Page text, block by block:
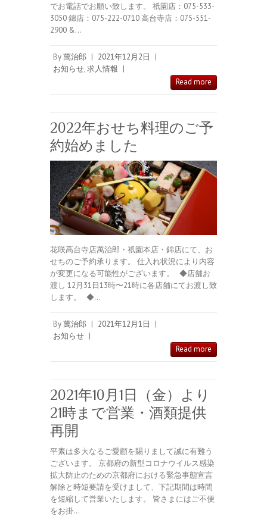
でお電話でお願い致します。 祇園店：075-533-
3050 錦店：075-222-0710 高台寺店：075-551-
2900 &…
By萬治郎 | 2021年12月2日
|
お知らせ,求人情報 |
Read more
2022年おせち料理のご予
約始めました
花咲高台寺店萬治郎・祇園本店・錦店にて、お
せちのご予約承ります。 仕入れ状況により内容
が変更になる可能性がございます。 ◆店舗お
渡し 12月31日13時〜21時に各店舗にてお渡し致
します。 ◆…
By萬治郎 | 2021年12月1日
|
お知らせ |
Read more
2021年10月1日（金）より
21時まで営業・酒類提供
再開
平素は多大なるご愛顧を賜りまして誠に有難う
ございます。 京都府の新型コロナウイルス感染
拡大防止のための京都府における緊急事態宣言
解除と時短要請を受けまして、下記期間は時間
を短縮して営業いたします。 皆さまにはご不便
をお掛…